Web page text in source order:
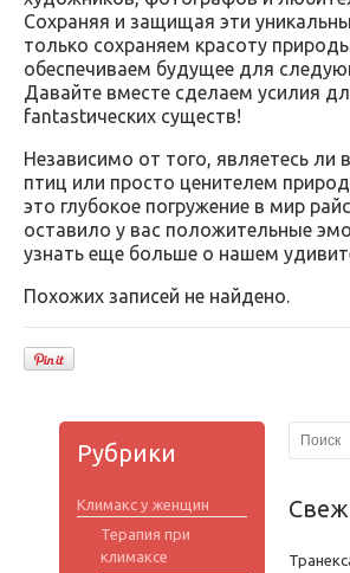
Сохраняя и защищая эти
только сохраняем красоту
обеспечиваем будущее для
Давайте вместе сделаем усилия
fantastических существ!
Независимо от того, являетесь ли
птиц или просто ценителем
это глубокое погружение в мир
оставило у вас положительные
узнать еще больше о нашем
Похожих записей не найдено.
Рубрики
Климакс у женщин
Терапия при
климаксе